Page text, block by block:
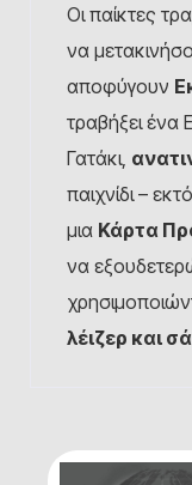
Οι παίκτες
να
αποφύγουν
τραβήξει ένα
Γατάκι,
παιχνίδι –
μια Κάρτα
να
λέιζερ και